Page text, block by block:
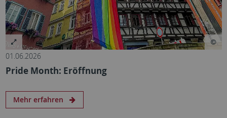
01.06.2026
Pride Month: Eröffnung
Mehr erfahren